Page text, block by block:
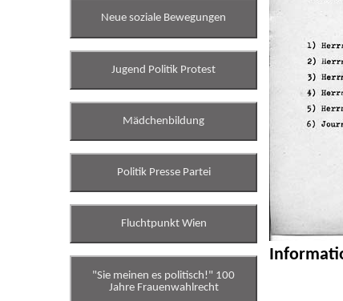
Neue soziale Bewegungen
Jugend Politik Protest
Mädchenbildung
Politik Presse Partei
Fluchtpunkt Wien
"Sie meinen es politisch!" 100
Jahre Frauenwahlrecht